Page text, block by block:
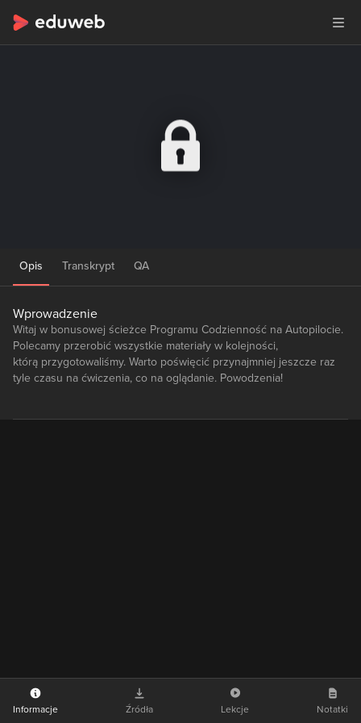
Opis Transkrypt QA
Wprowadzenie
Witaj w bonusowej ścieżce Programu Codzienność na Autopilocie.
Polecamy przerobić wszystkie materiały w kolejności,
którą przygotowaliśmy. Warto poświęcić przynajmniej jeszcze raz
tyle czasu na ćwiczenia, co na oglądanie. Powodzenia!
Informacje Źródła Lekcje Notatki